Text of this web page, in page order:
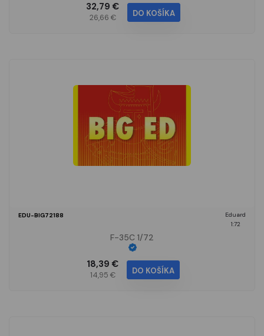
32,79 €
26,66 € DO KOŠÍKA
EDU-BIG72188
Eduard
1:72
F-35C 1/72
18,39 €
14,95 € DO KOŠÍKA